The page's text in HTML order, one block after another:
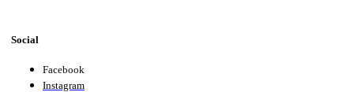
Social
Facebook
Instagram